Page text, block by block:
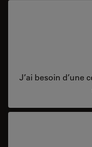
J’ai besoin d’une